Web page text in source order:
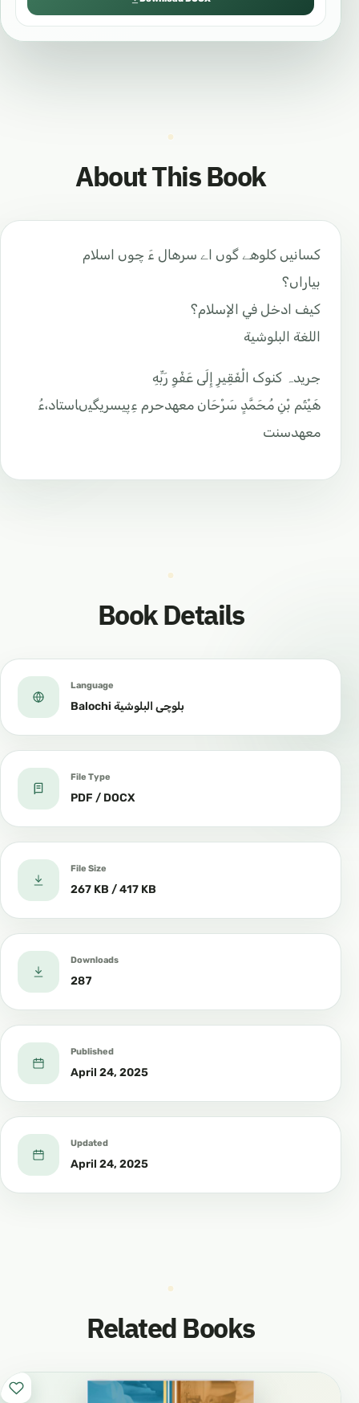
About This Book
کسانیں کلوهے گوں اے سرهال ءَ چوں اسلام
بیاراں؟
كيف ادخل في الإسلام؟
اللغة البلوشية
جریدہ کنوک الْفَقِيرِ إِلَى عَفْوِ رَبِّهِ
هَيْثَم بْنِ مُحَمَّدٍ سَرْحَان معهدحرم ءِپیسریگیںاستاد،ءُ
معهدسنت
Book Details
Language
Balochi بلوچی البلوشية
File Type
PDF / DOCX
File Size
267 KB / 417 KB
Downloads
287
Published
April 24, 2025
Updated
April 24, 2025
Related Books